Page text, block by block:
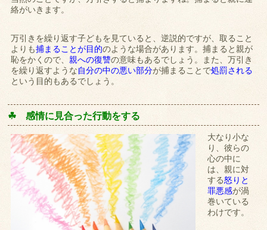
絡がいきます。
万引きを繰り返す子どもを見ていると、逆説的ですが、取ること
よりも捕まることが目的のような場合があります。捕まると親が
恥をかくので、親への復讐の意味もあるでしょう。また、万引き
を繰り返すような自分の中の悪い部分が捕まることで処罰される
という目的もあるでしょう。
☘ 感情に見合った行動をする
大なり小な
り、彼らの
心の中に
は、親に対
する怒りと
罪悪感が渦
巻いている
わけです。